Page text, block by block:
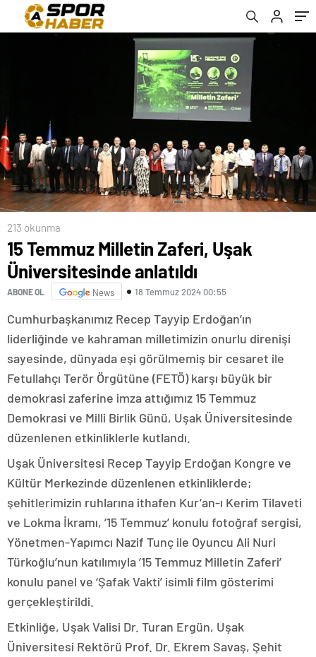
213 okunma
15 Temmuz Milletin Zaferi, Uşak
Üniversitesinde anlatıldı
ABONE OL News 18 Temmuz 2024 00:55
Cumhurbaşkanımız Recep Tayyip Erdoğan’ın
liderliğinde ve kahraman milletimizin onurlu direnişi
sayesinde, dünyada eşi görülmemiş bir cesaret ile
Fetullahçı Terör Örgütüne (FETÖ) karşı büyük bir
demokrasi zaferine imza attığımız 15 Temmuz
Demokrasi ve Milli Birlik Günü, Uşak Üniversitesinde
düzenlenen etkinliklerle kutlandı.
Uşak Üniversitesi Recep Tayyip Erdoğan Kongre ve
Kültür Merkezinde düzenlenen etkinliklerde;
şehitlerimizin ruhlarına ithafen Kur’an-ı Kerim Tilaveti
ve Lokma İkramı, ’15 Temmuz’ konulu fotoğraf sergisi,
Yönetmen-Yapımcı Nazif Tunç ile Oyuncu Ali Nuri
Türkoğlu’nun katılımıyla ’15 Temmuz Milletin Zaferi’
konulu panel ve ‘Şafak Vakti’ isimli film gösterimi
gerçekleştirildi.
Etkinliğe, Uşak Valisi Dr. Turan Ergün, Uşak
Üniversitesi Rektörü Prof. Dr. Ekrem Savaş, Şehit